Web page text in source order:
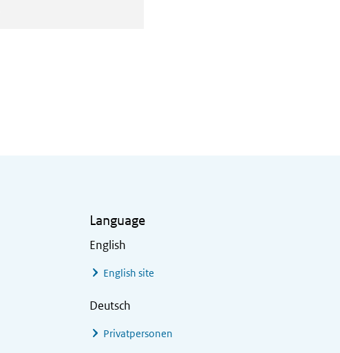
Language
English
English site
Deutsch
Privatpersonen